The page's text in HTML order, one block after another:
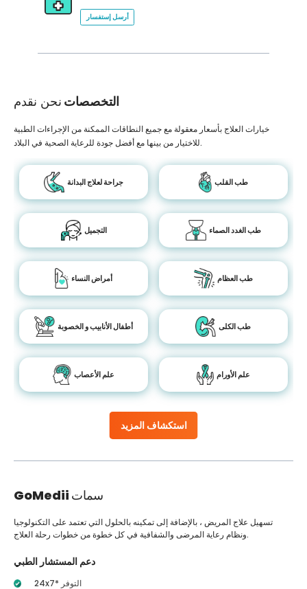
أرسل إستفسار
التخصصات نحن نقدم
استكشاف المزيد
خيارات العلاج بأسعار معقولة مع جميع النطاقات الممكنة من الإجراءات الطبية
للاختيار من بينها مع أفضل جودة للرعاية الصحية في البلاد.
جراحة لعلاج البدانة طب القلب
التجميل طب الغدد الصماء
أمراض النساء طب العظام
أطفال الأنابيب و الخصوبة طب الكلى
علم الأعصاب علم الأورام
GoMedii سمات
تسهيل علاج المريض ، بالإضافة إلى تمكينه بالحلول التي تعتمد على التكنولوجيا
ونظام رعاية المرضى والشفافية في كل خطوة من خطوات رحلة العلاج.
دعم المستشار الطبي
24x7* التوفر